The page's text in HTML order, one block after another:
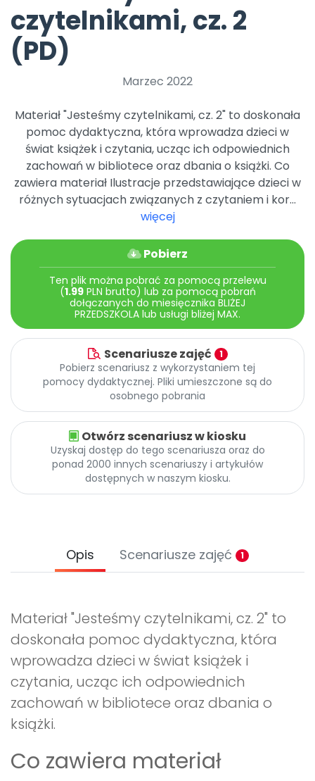
Archiwalne numery
Pomoc
Promocje
czytelnikami, cz. 2
(PD)
Marzec 2022
Materiał "Jesteśmy czytelnikami, cz. 2" to doskonała
pomoc dydaktyczna, która wprowadza dzieci w
świat książek i czytania, ucząc ich odpowiednich
zachowań w bibliotece oraz dbania o książki. Co
zawiera materiał Ilustracje przedstawiające dzieci w
różnych sytuacjach związanych z czytaniem i kor...
więcej
Pobierz
Ten plik można pobrać za pomocą przelewu
(1.99PLN brutto) lub za pomocą pobrań
dołączanych do miesięcznika BLIŻEJ
PRZEDSZKOLA lub usługi bliżej MAX.
Scenariusze zajęć 1
Pobierz scenariusz z wykorzystaniem tej
pomocy dydaktycznej. Pliki umieszczone są do
osobnego pobrania
Otwórz scenariusz w kiosku
Uzyskaj dostęp do tego scenariusza oraz do
ponad 2000 innych scenariuszy i artykułów
dostępnych w naszym kiosku.
Opis Scenariusze zajęć 1
Materiał "Jesteśmy czytelnikami, cz. 2" to
doskonała pomoc dydaktyczna, która
wprowadza dzieci w świat książek i
czytania, ucząc ich odpowiednich
zachowań w bibliotece oraz dbania o
książki.
Co zawiera materiał